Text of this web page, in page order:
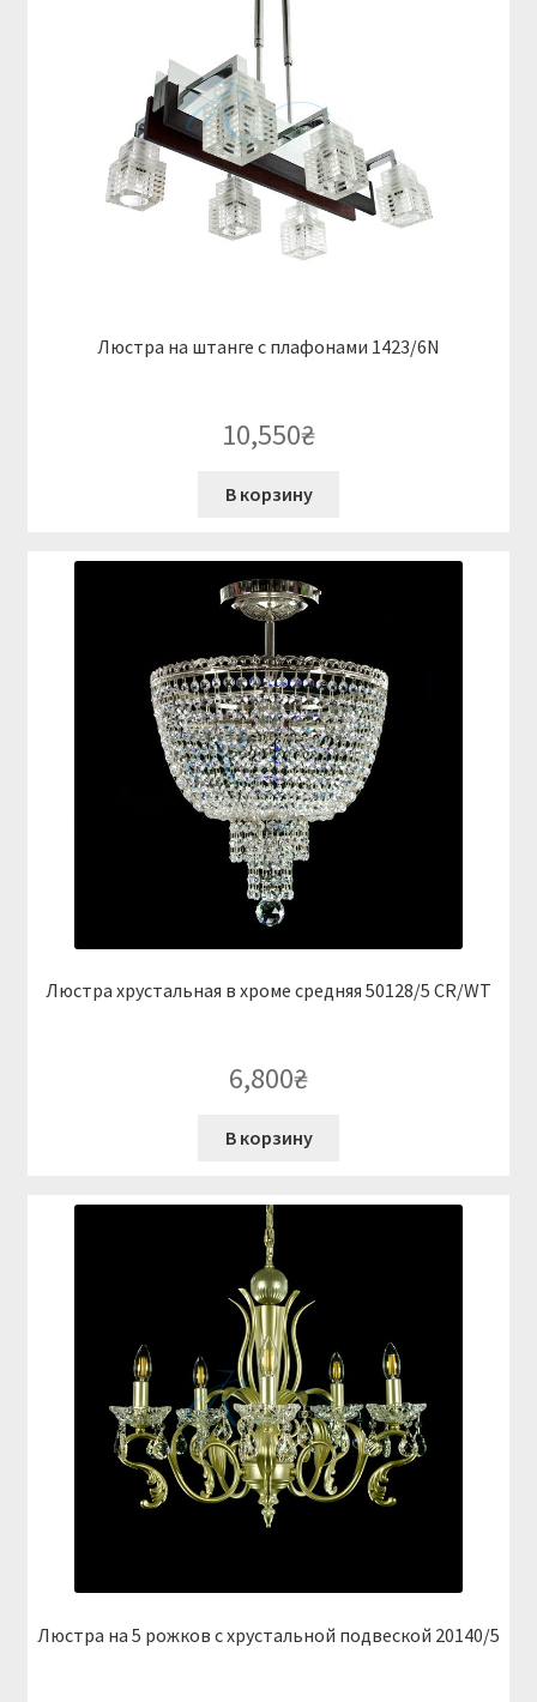
Люстра на штанге с плафонами 1423/6N
10,550₴
В корзину
Люстра хрустальная в хроме средняя 50128/5 CR/WT
6,800₴
В корзину
Люстра на 5 рожков с хрустальной подвеской 20140/5